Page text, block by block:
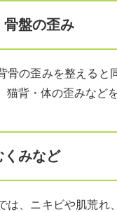
骨盤の歪み
骨の歪みを整えると
猫背・体の歪みなど
くみなど
は、ニキビや肌荒れ